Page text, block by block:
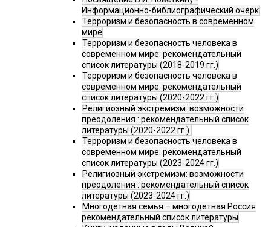
Информационно-библиографический очерк
Терроризм и безопасность в современном
мире
Терроризм и безопасность человека в
современном мире: рекомендательный
список литературы (2018-2019 гг.)
Терроризм и безопасность человека в
современном мире: рекомендательный
список литературы (2020-2022 гг.)
Религиозный экстремизм: возможности
преодоления : рекомендательный список
литературы (2020-2022 гг.).
Терроризм и безопасность человека в
современном мире: рекомендательный
список литературы (2023-2024 гг.)
Религиозный экстремизм: возможности
преодоления : рекомендательный список
литературы (2023-2024 гг.)
Многодетная семья – многодетная Россия
рекомендательный список литературы